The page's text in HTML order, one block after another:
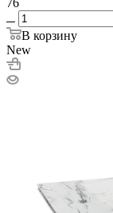
76
В корзину
New